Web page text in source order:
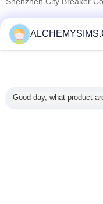
Trust Seal
Todos los productos
Good day, what product